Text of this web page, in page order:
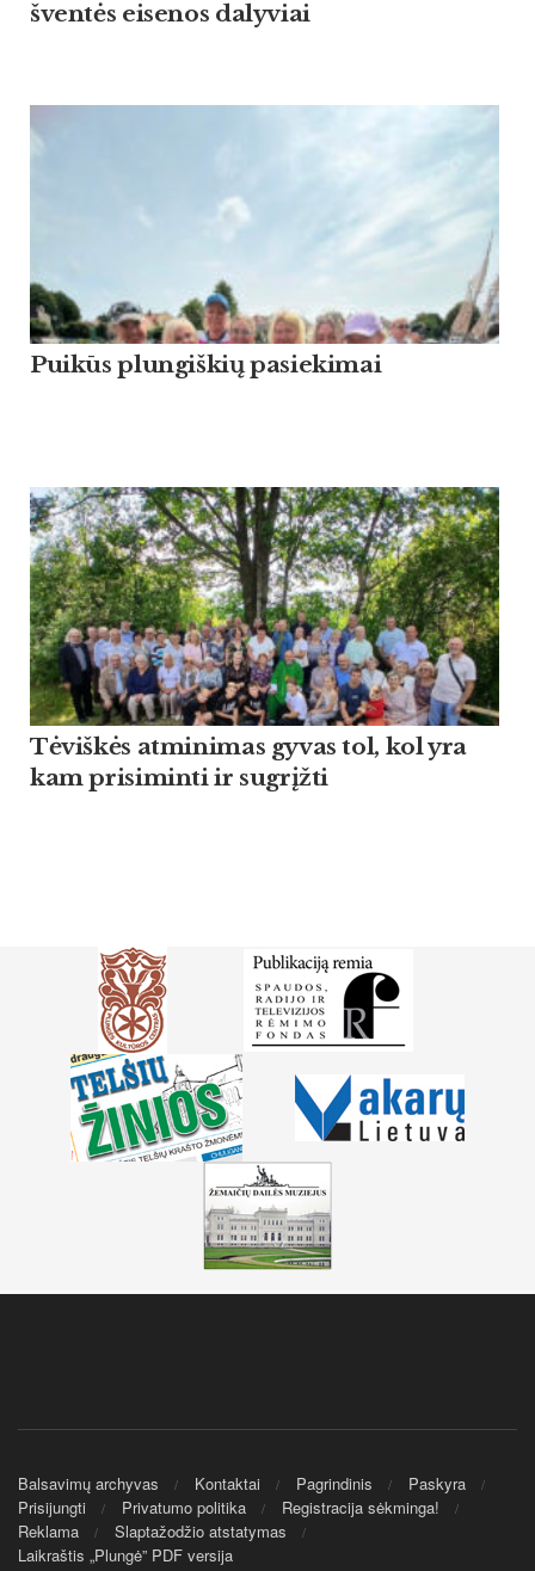
šventės eisenos dalyviai
Puikūs plungiškių pasiekimai
Tėviškės atminimas gyvas tol, kol yra
kam prisiminti ir sugrįžti
Balsavimų archyvas Kontaktai Pagrindinis
Paskyra
Prisijungti
Privatumo politika
Registracija sėkminga!
Reklama
Slaptažodžio atstatymas
Laikraštis „Plungė” PDF versija